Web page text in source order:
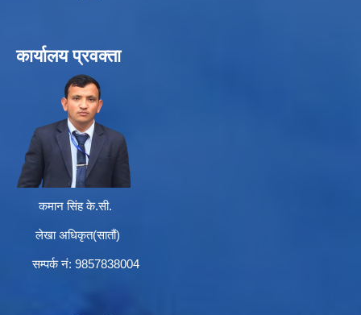
कार्यालय प्रवक्ता
कमान सिंह के.सी.
लेखा अधिकृत(सातौं)
सम्पर्क न‌ं: 9857838004